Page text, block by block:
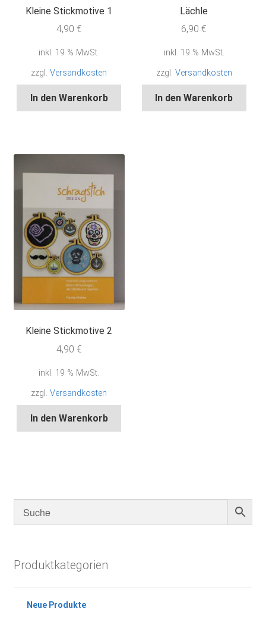
Kleine Stickmotive 1
4,90 €
inkl. 19 % MwSt.
zzgl.Versandkosten
In den Warenkorb
Lächle
6,90€
inkl. 19 % MwSt.
zzgl. Versandkosten
In den Warenkorb
Kleine Stickmotive 2
4,90 €
inkl. 19 % MwSt.
zzgl.Versandkosten
In den Warenkorb
Produktkategorien
Neue Produkte